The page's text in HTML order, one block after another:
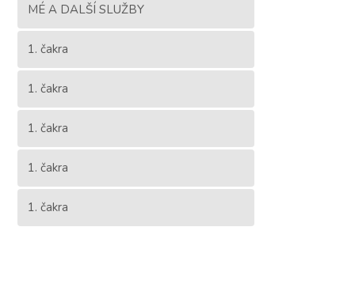
MÉ A DALŠÍ SLUŽBY
1. čakra
1. čakra
1. čakra
1. čakra
1. čakra